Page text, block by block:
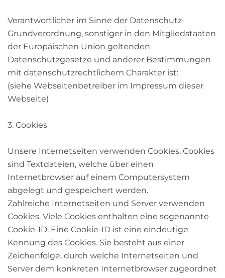
Verantwortlicher im Sinne der Datenschutz-
Grundverordnung, sonstiger in den Mitgliedstaaten
der Europäischen Union geltenden
Datenschutzgesetze und anderer Bestimmungen
mit datenschutzrechtlichem Charakter ist:
(siehe Webseitenbetreiber im Impressum dieser
Webseite)
3. Cookies
Unsere Internetseiten verwenden Cookies. Cookies
sind Textdateien, welche über einen
Internetbrowser auf einem Computersystem
abgelegt und gespeichert werden.
Zahlreiche Internetseiten und Server verwenden
Cookies. Viele Cookies enthalten eine sogenannte
Cookie-ID. Eine Cookie-ID ist eine eindeutige
Kennung des Cookies. Sie besteht aus einer
Zeichenfolge, durch welche Internetseiten und
Server dem konkreten Internetbrowser zugeordnet